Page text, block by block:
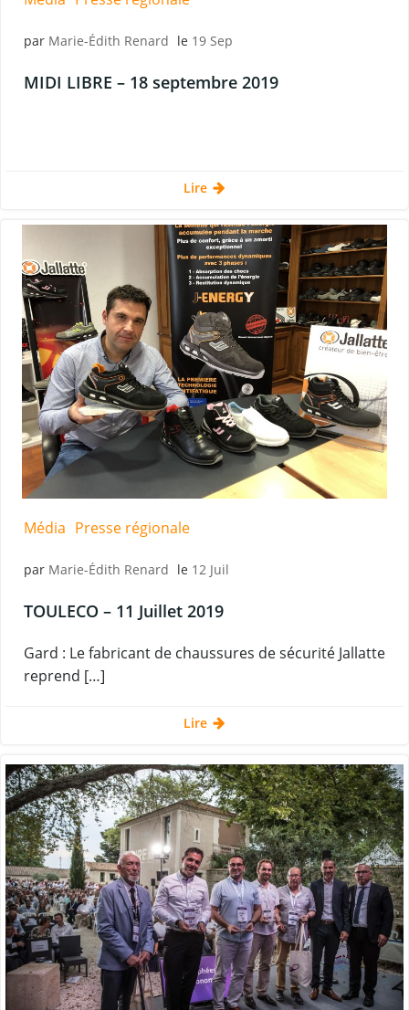
par Marie-Édith Renard le 19 Sep
MIDI LIBRE – 18 septembre 2019
Lire
Média Presse régionale
par Marie-Édith Renard le 12 Juil
TOULECO – 11 Juillet 2019
Gard : Le fabricant de chaussures de sécurité Jallatte
reprend […]
Lire